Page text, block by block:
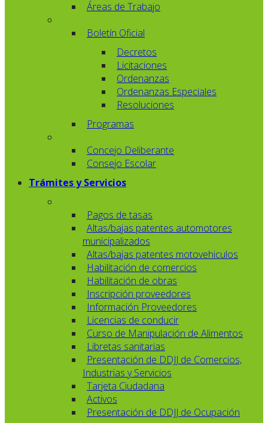
Áreas de Trabajo
Boletín Oficial
Decretos
Licitaciones
Ordenanzas
Ordenanzas Especiales
Resoluciones
Programas
Concejo Deliberante
Consejo Escolar
Trámites y Servicios
Pagos de tasas
Altas/bajas patentes automotores
municipalizados
Altas/bajas patentes motovehiculos
Habilitación de comercios
Habilitación de obras
Inscripción proveedores
Información Proveedores
Licencias de conducir
Curso de Manipulación de Alimentos
Libretas sanitarias
Presentación de DDJJ de Comercios,
Industrias y Servicios
Tarjeta Ciudadana
Activos
Presentación de DDJJ de Ocupación